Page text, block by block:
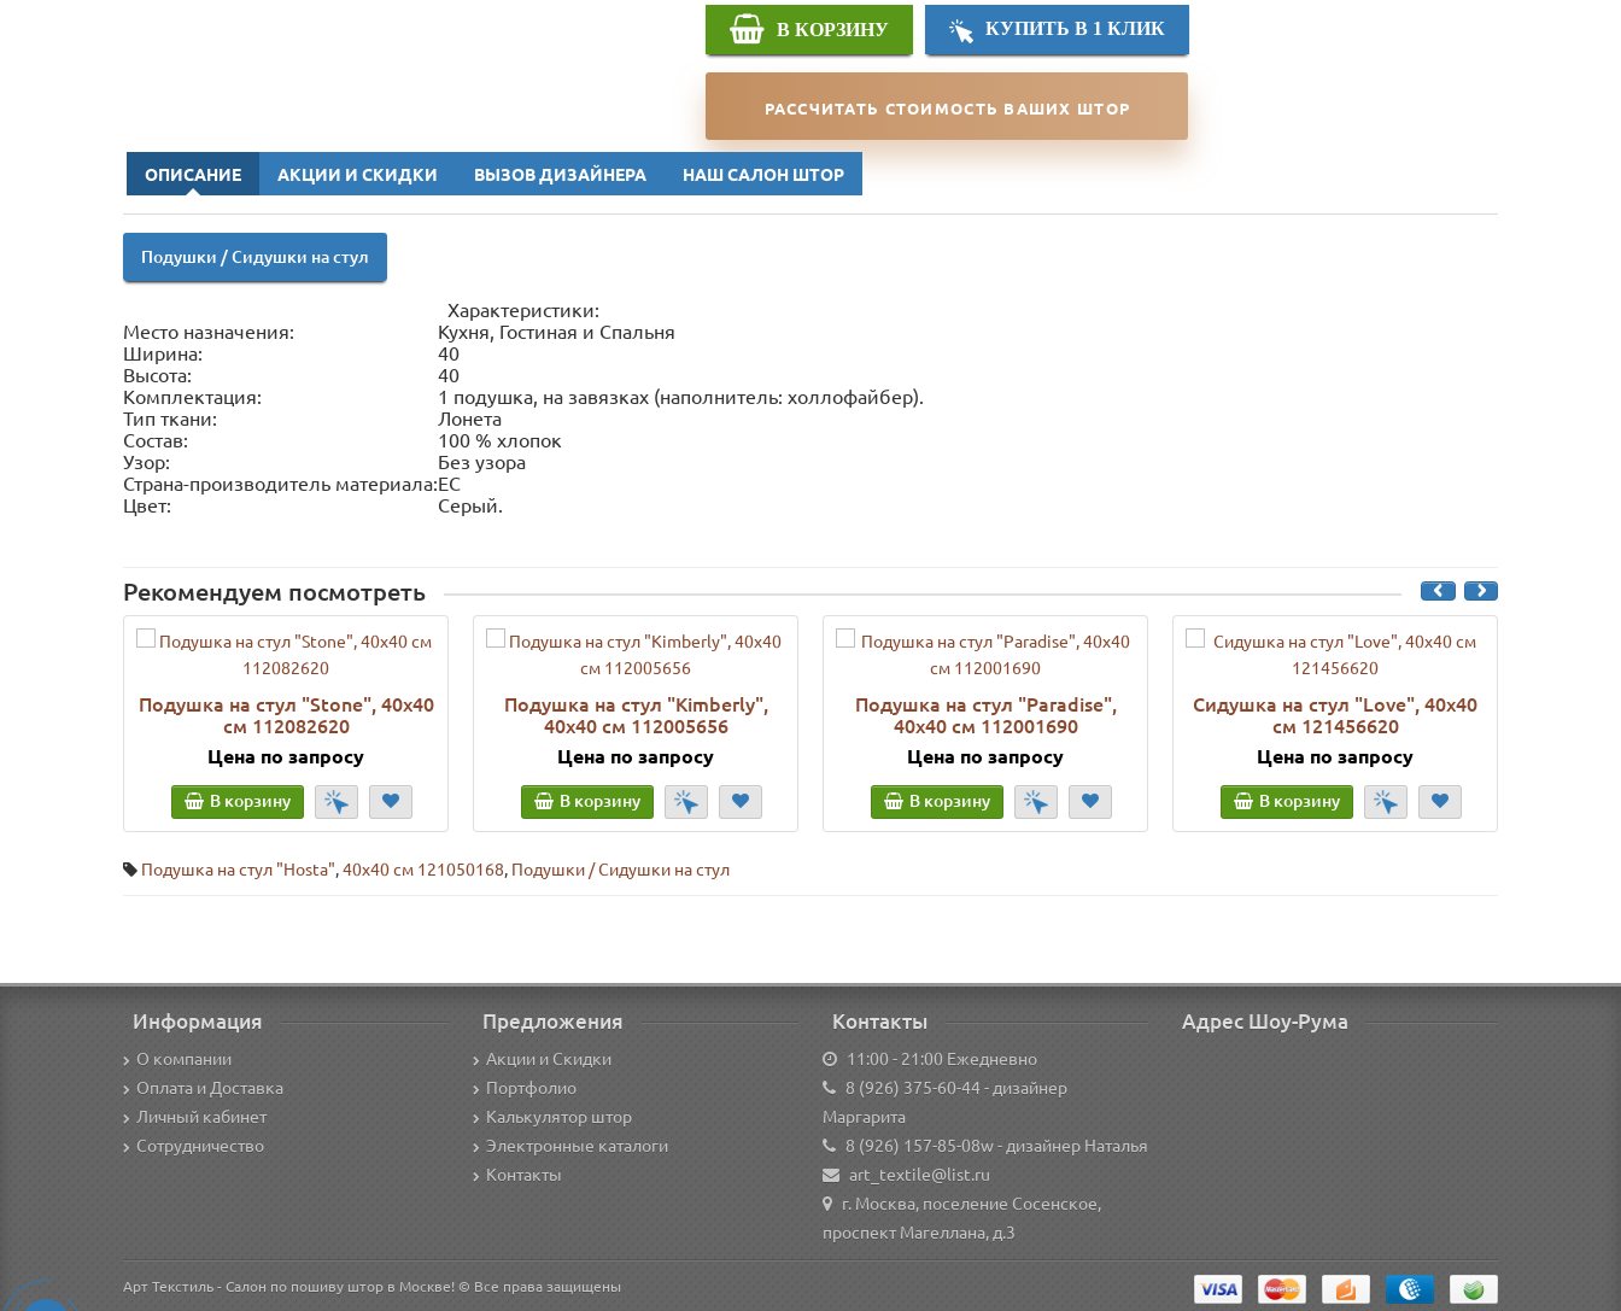
В КОРЗИНУ КУПИТЬ В 1 КЛИК
РАССЧИТАТЬ СТОИМОСТЬ ВАШИХ ШТОР
ОПИСАНИЕ АКЦИИ И СКИДКИ ВЫЗОВ ДИЗАЙНЕРА НАШ САЛОН ШТОР
Подушки / Сидушки на стул
Характеристики:
Место назначения:
Кухня, Гостиная и Спальня
Ширина:
40
Высота:
40
Комплектация:
1 подушка, на завязках (наполнитель: холлофайбер).
Тип ткани:
Лонета
Состав:
100 % хлопок
Узор:
Без узора
Страна-производитель материала:ЕС
Цвет:
Серый.
Рекомендуем посмотреть
Подушка на стул "Stone", 40х40
см 112082620
Цена по запросу
В корзину
Подушка на стул "Kimberly",
40х40 см 112005656
Цена по запросу
В корзину
Подушка на стул "Paradise",
40х40 см 112001690
Цена по запросу
В корзину
Сидушка на стул "Love", 40х40
см 121456620
Цена по запросу
В корзину
Подушка на стул "Нosta",40х40 см 121050168, Подушки / Сидушки на стул
Информация
О компании
Оплата и Доставка
Личный кабинет
Сотрудничество
Предложения
Акции и Скидки
Портфолио
Калькулятор штор
Электронные каталоги
Контакты
Контакты
11:00 - 21:00 Ежедневно
8 (926) 375-60-44- дизайнер
Маргарита
8 (926) 157-85-08w- дизайнер Наталья
art_textile@list.ru
г. Москва, поселение Сосенское,
проспект Магеллана, д.3
Адрес Шоу-Рума
Арт Текстиль - Салон по пошиву штор в Москве! © Все права защищены